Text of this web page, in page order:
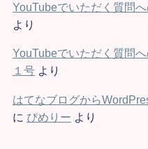
YouTubeでいただく質問
より
YouTubeでいただく質問
１号より
はてなブログから
に ぴめりー より